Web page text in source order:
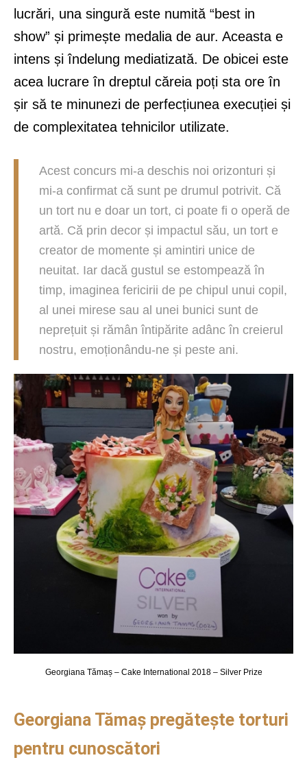
lucrări, una singură este numită “best in
show” și primește medalia de aur. Aceasta e
intens și îndelung mediatizată. De obicei este
acea lucrare în dreptul căreia poți sta ore în
șir să te minunezi de perfecțiunea execuției și
de complexitatea tehnicilor utilizate.
Acest concurs mi-a deschis noi orizonturi și
mi-a confirmat că sunt pe drumul potrivit. Că
un tort nu e doar un tort, ci poate fi o operă de
artă. Că prin decor și impactul său, un tort e
creator de momente și amintiri unice de
neuitat. Iar dacă gustul se estompează în
timp, imaginea fericirii de pe chipul unui copil,
al unei mirese sau al unei bunici sunt de
neprețuit și rămân întipărite adânc în creierul
nostru, emoționându-ne și peste ani.
Georgiana Tămaș – Cake International 2018 – Silver Prize
Georgiana Tămaș pregătește torturi
pentru cunoscători